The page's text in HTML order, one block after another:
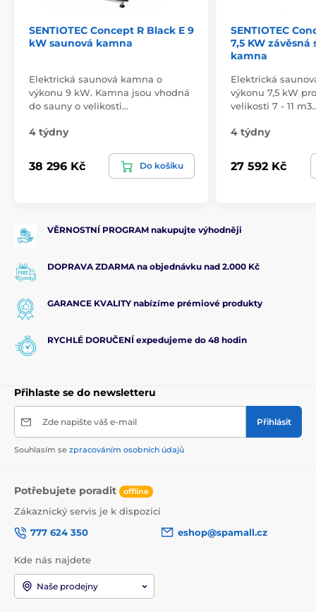
SENTIOTEC Concept R Black E 9
kW saunová kamna
Elektrická saunová kamna o
výkonu 9 kW. Kamna jsou vhodná
do sauny o velikosti…
4 týdny
38 296 Kč Do košíku
SENTIOTEC
7,5 KW závěsná
kamna
Elektrická
výkonu 7,5 kW
velikosti 7 - 11
4 týdny
27 592 Kč
VĚRNOSTNÍ PROGRAM nakupujte výhodněji
DOPRAVA ZDARMA na objednávku nad 2.000 Kč
GARANCE KVALITY nabízíme prémiové produkty
RYCHLÉ DORUČENÍ expedujeme do 48 hodin
Přihlaste se do newsletteru
Zde napište váš e-mail Přihlásit
Souhlasím se zpracováním osobních údajů
Potřebujete poradit offline
Zákaznický servis je k dispozici
777 624 350
eshop@spamall.cz
Kde nás najdete
Naše prodejny